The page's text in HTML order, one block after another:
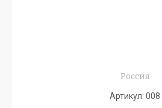
Россия
Артикул: 008